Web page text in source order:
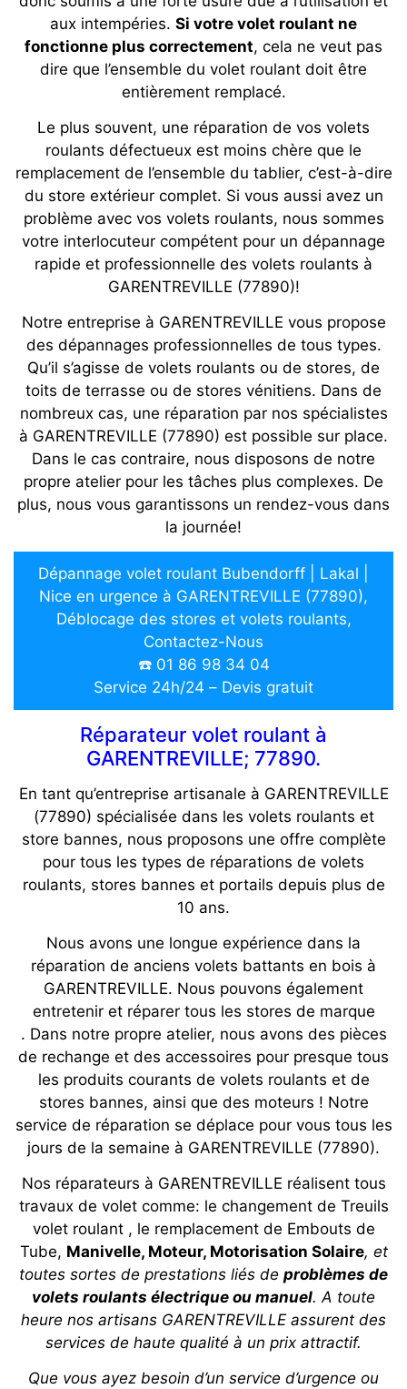
aux intempéries. Si votre volet roulant ne
fonctionne plus correctement, cela ne veut pas
dire que l’ensemble du volet roulant doit être
entièrement remplacé.
Le plus souvent, une réparation de vos volets
roulants défectueux est moins chère que le
remplacement de l’ensemble du tablier, c’est-à-dire
du store extérieur complet. Si vous aussi avez un
problème avec vos volets roulants, nous sommes
votre interlocuteur compétent pour un dépannage
rapide et professionnelle des volets roulants à
GARENTREVILLE (77890)!
Notre entreprise à GARENTREVILLE vous propose
des dépannages professionnelles de tous types.
Qu’il s’agisse de volets roulants ou de stores, de
toits de terrasse ou de stores vénitiens. Dans de
nombreux cas, une réparation par nos spécialistes
à GARENTREVILLE (77890) est possible sur place.
Dans le cas contraire, nous disposons de notre
propre atelier pour les tâches plus complexes. De
plus, nous vous garantissons un rendez-vous dans
la journée!
Dépannage volet roulant Bubendorff | Lakal |
Nice en urgence à GARENTREVILLE (77890),
Déblocage des stores et volets roulants,
Contactez-Nous
☎️ 01 86 98 34 04
Service 24h/24 – Devis gratuit
Réparateur volet roulant à
GARENTREVILLE; 77890.
En tant qu’entreprise artisanale à GARENTREVILLE
(77890) spécialisée dans les volets roulants et
store bannes, nous proposons une offre complète
pour tous les types de réparations de volets
roulants, stores bannes et portails depuis plus de
10 ans.
Nous avons une longue expérience dans la
réparation de anciens volets battants en bois à
GARENTREVILLE. Nous pouvons également
entretenir et réparer tous les stores de marque
. Dans notre propre atelier, nous avons des pièces
de rechange et des accessoires pour presque tous
les produits courants de volets roulants et de
stores bannes, ainsi que des moteurs ! Notre
service de réparation se déplace pour vous tous les
jours de la semaine à GARENTREVILLE (77890).
Nos réparateurs à GARENTREVILLE réalisent tous
travaux de volet comme: le changement de Treuils
volet roulant , le remplacement de Embouts de
Tube, Manivelle, Moteur, Motorisation Solaire, et
toutes sortes de prestations liés de problèmes de
volets roulants électrique ou manuel. A toute
heure nos artisans GARENTREVILLE assurent des
services de haute qualité à un prix attractif.
Que vous ayez besoin d’un service d’urgence ou